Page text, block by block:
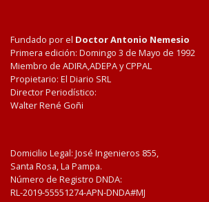
Fundado por el Doctor Antonio Nemesio
Primera edición: Domingo 3 de Mayo de 1992
Miembro de ADIRA,ADEPA y CPPAL
Propietario: El Diario SRL
Director Periodístico:
Walter René Goñi
Domicilio Legal: José Ingenieros 855,
Santa Rosa, La Pampa.
Número de Registro DNDA:
RL-2019-55551274-APN-DNDA#MJ